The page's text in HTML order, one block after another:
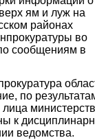
ям и луж на
районах
во
сообщениям в
по
к
ведомства.